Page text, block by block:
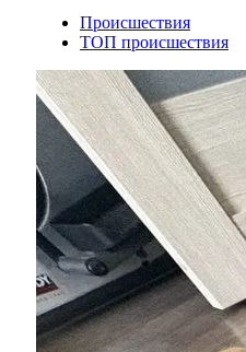
Происшествия
ТОП происшествия